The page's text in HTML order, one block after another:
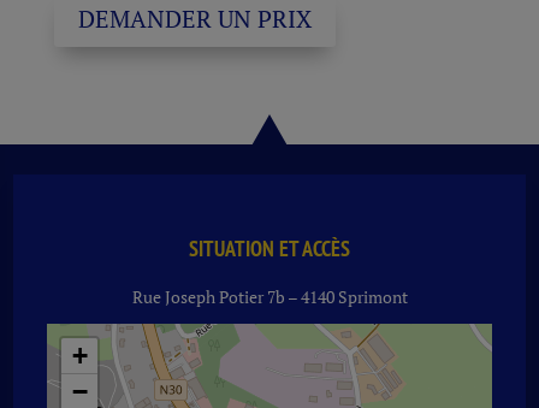
DEMANDER UN PRIX
SITUATION ET ACCÈS
Rue Joseph Potier 7b – 4140 Sprimont
+
−